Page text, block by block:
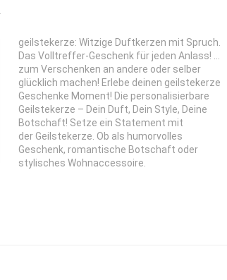
geilstekerze: Witzige Duftkerzen mit Spruch.
Das Volltreffer-Geschenk für jeden Anlass! …
zum Verschenken an andere oder selber
glücklich machen! Erlebe deinen geilstekerze
Geschenke Moment! Die personalisierbare
Geilstekerze – Dein Duft, Dein Style, Deine
Botschaft! Setze ein Statement mit
der Geilstekerze. Ob als humorvolles
Geschenk, romantische Botschaft oder
stylisches Wohnaccessoire.